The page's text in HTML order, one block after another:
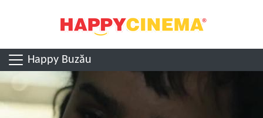
Happy Buzău